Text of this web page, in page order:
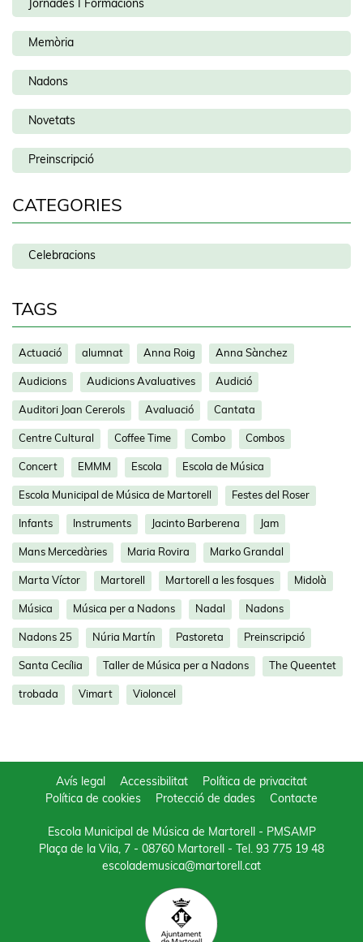
Jornades I Formacions
Memòria
Nadons
Novetats
Preinscripció
CATEGORIES
Celebracions
TAGS
Actuació alumnat Anna Roig Anna Sànchez
Audicions Audicions Avaluatives Audició
Auditori Joan Cererols Avaluació Cantata
Centre Cultural Coffee Time Combo Combos
Concert EMMM Escola Escola de Música
Escola Municipal de Música de Martorell Festes del Roser
Infants Instruments Jacinto Barberena Jam
Mans Mercedàries Maria Rovira Marko Grandal
Marta Víctor Martorell Martorell a les fosques Midolà
Música Música per a Nadons Nadal Nadons
Nadons 25 Núria Martín Pastoreta Preinscripció
Santa Cecília Taller de Música per a Nadons The Queentet
trobada Vimart Violoncel
Avís legal Accessibilitat
Política de privacitat
Política de cookies
Protecció de dades Contacte
Escola Municipal de Música de Martorell - PMSAMP
Plaça de la Vila, 7 - 08760 Martorell - Tel. 93 775 19 48
escolademusica@martorell.cat